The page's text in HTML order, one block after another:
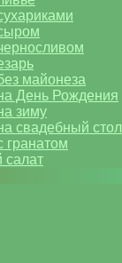
майонеза
День Рождения
зиму
свадебный стол
гранатом